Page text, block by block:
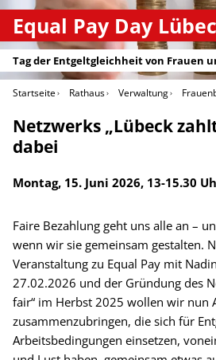
Equal Pay Day
Tag der Entgeltgleichheit von Frauen
Startseite Rathaus Verwaltung
Netzwerks „Lübeck
dabei
Montag, 15. Juni 2026, 13-15.30
Faire Bezahlung geht uns alle an –
wenn wir sie gemeinsam gestalten.
Veranstaltung zu Equal Pay mit
27.02.2026 und der Gründung des
fair“ im Herbst 2025 wollen wir nun
zusammenzubringen, die sich für
Arbeitsbedingungen einsetzen,